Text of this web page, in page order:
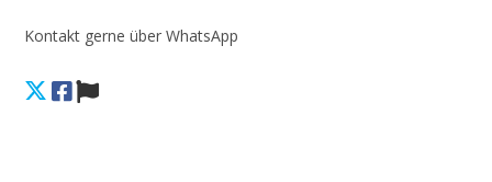
Kontakt gerne über WhatsApp